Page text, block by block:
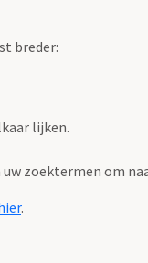
breder:
lijken.
zoektermen om
.